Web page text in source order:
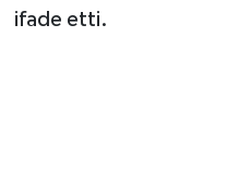
ifade etti.